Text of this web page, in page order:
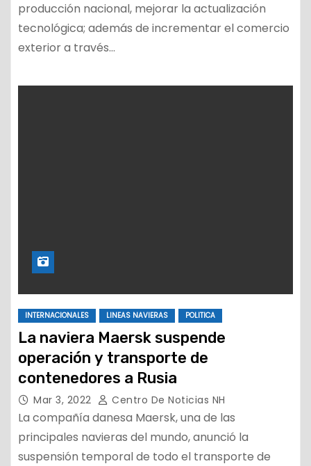
producción nacional, mejorar la actualización
tecnológica; además de incrementar el comercio
exterior a través…
INTERNACIONALES LINEAS NAVIERAS POLITICA
La naviera Maersk suspende
operación y transporte de
contenedores a Rusia
Mar 3, 2022 Centro De Noticias NH
La compañía danesa Maersk, una de las
principales navieras del mundo, anunció la
suspensión temporal de todo el transporte de